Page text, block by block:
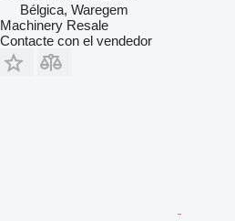
Bélgica, Waregem
Machinery Resale
Contacte con el vendedor